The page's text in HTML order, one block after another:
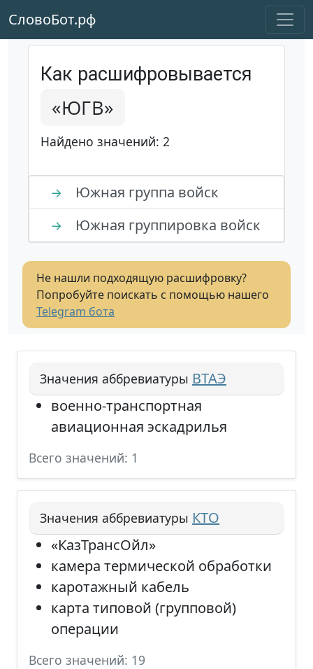
СловоБот.рф
Как расшифровывается
«ЮГВ»
Найдено значений: 2
→ Южная группа войск
→ Южная группировка войск
Не нашли подходящую расшифровку?
Попробуйте поискать с помощью нашего
Telegram бота
Значения аббревиатуры ВТАЭ
военно-транспортная
авиационная эскадрилья
Всего значений: 1
Значения аббревиатуры КТО
«КазТрансОйл»
камера термической обработки
каротажный кабель
карта типовой (групповой)
операции
Всего значений: 19